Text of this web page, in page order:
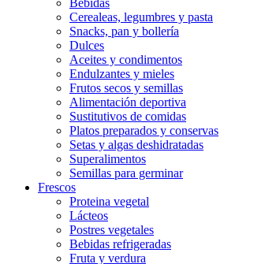
Bebidas
Cerealeas, legumbres y pasta
Snacks, pan y bollería
Dulces
Aceites y condimentos
Endulzantes y mieles
Frutos secos y semillas
Alimentación deportiva
Sustitutivos de comidas
Platos preparados y conservas
Setas y algas deshidratadas
Superalimentos
Semillas para germinar
Frescos
Proteina vegetal
Lácteos
Postres vegetales
Bebidas refrigeradas
Fruta y verdura